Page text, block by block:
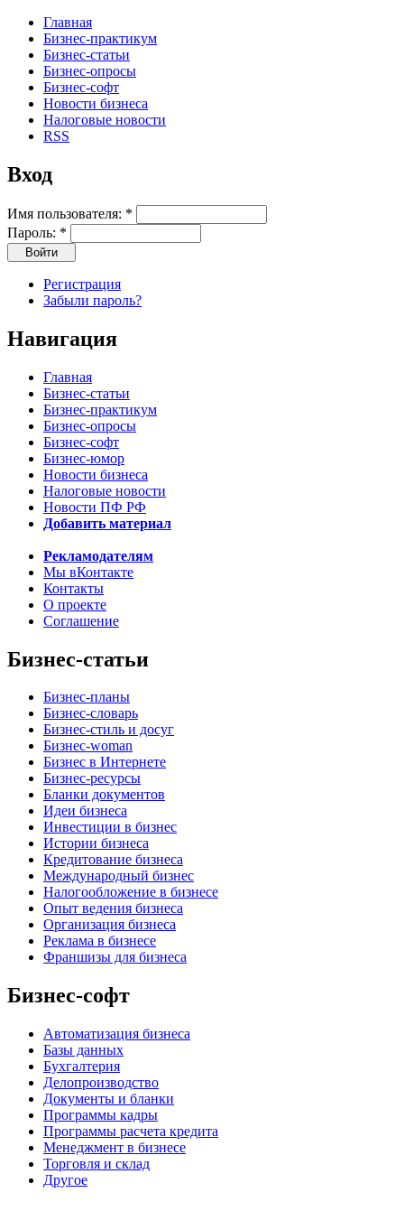
Главная
Бизнес-практикум
Бизнес-статьи
Бизнес-опросы
Бизнес-софт
Новости бизнеса
Налоговые новости
RSS
Вход
Имя пользователя: *
Пароль: *
Регистрация
Забыли пароль?
Навигация
Главная
Бизнес-статьи
Бизнес-практикум
Бизнес-опросы
Бизнес-софт
Бизнес-юмор
Новости бизнеса
Налоговые новости
Новости ПФ РФ
Добавить материал
Рекламодателям
Мы вКонтакте
Контакты
О проекте
Соглашение
Бизнес-статьи
Бизнес-планы
Бизнес-словарь
Бизнес-стиль и досуг
Бизнес-woman
Бизнес в Интернете
Бизнес-ресурсы
Бланки документов
Идеи бизнеса
Инвестиции в бизнес
Истории бизнеса
Кредитование бизнеса
Международный бизнес
Налогообложение в бизнесе
Опыт ведения бизнеса
Организация бизнеса
Реклама в бизнесе
Франшизы для бизнеса
Бизнес-софт
Автоматизация бизнеса
Базы данных
Бухгалтерия
Делопроизводство
Документы и бланки
Программы кадры
Программы расчета кредита
Менеджмент в бизнесе
Торговля и склад
Другое